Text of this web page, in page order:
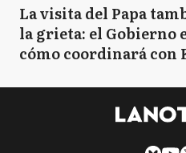
La visita del Papa
la grieta: el Gobierno
cómo coordinará